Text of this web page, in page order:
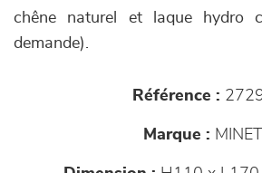
chêne naturel et laque hydro
demande).
Référence :
Marque : MINET